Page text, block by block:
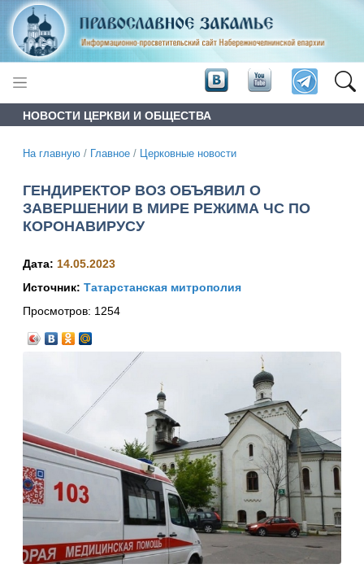
НОВОСТИ ЦЕРКВИ И ОБЩЕСТВА
На главную / Главное / Церковные новости
ГЕНДИРЕКТОР ВОЗ ОБЪЯВИЛ О
ЗАВЕРШЕНИИ В МИРЕ РЕЖИМА ЧС ПО
КОРОНАВИРУСУ
Дата: 14.05.2023
Источник: Татарстанская митрополия
Просмотров: 1254